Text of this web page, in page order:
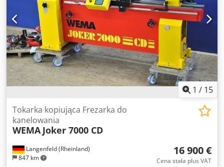
1 / 15
Langenfeld (Rheinland)
847 km
Tokarka kopiująca Frezarka do
kanelowania
WEMA Joker 7000 CD
16 900 €
Cena stała plus VAT